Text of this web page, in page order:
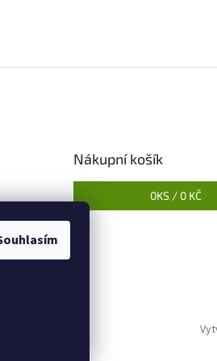
Nákupní košík
0KS / 0 KČ